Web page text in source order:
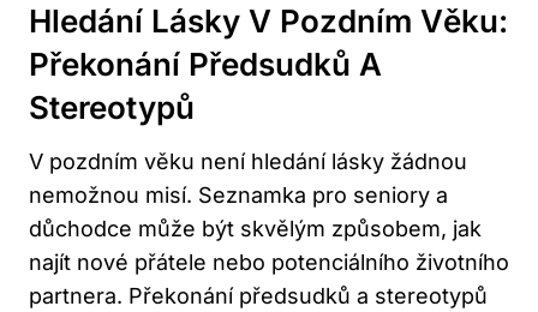
Hledání Lásky V Pozdním Věku:
Překonání Předsudků A
Stereotypů
V pozdním věku není hledání lásky žádnou
nemožnou misí. Seznamka pro seniory a
důchodce může být skvělým způsobem, jak
najít nové přátele nebo potenciálního životního
partnera. Překonání předsudků a stereotypů